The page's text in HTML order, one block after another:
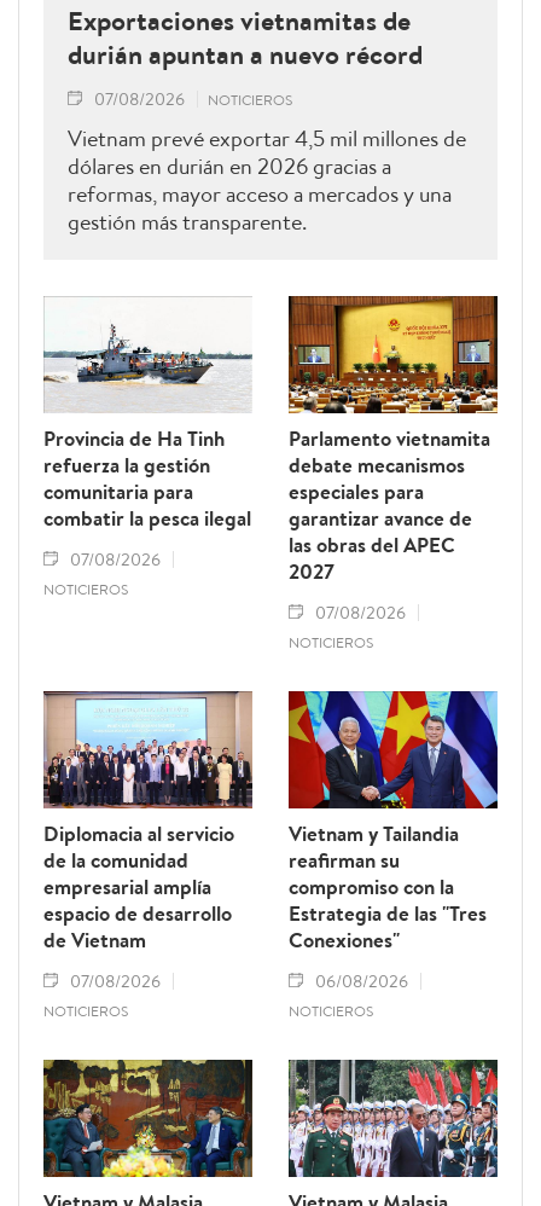
Exportaciones vietnamitas de
durián apuntan a nuevo récord
07/08/2026 NOTICIEROS
Vietnam prevé exportar 4,5 mil millones de
dólares en durián en 2026 gracias a
reformas, mayor acceso a mercados y una
gestión más transparente.
Provincia de Ha Tinh
refuerza la gestión
comunitaria para
combatir la pesca ilegal
07/08/2026
NOTICIEROS
Parlamento vietnamita
debate mecanismos
especiales para
garantizar avance de
las obras del APEC
2027
07/08/2026
NOTICIEROS
Diplomacia al servicio
de la comunidad
empresarial amplía
espacio de desarrollo
de Vietnam
07/08/2026
NOTICIEROS
Vietnam y Tailandia
reafirman su
compromiso con la
Estrategia de las "Tres
Conexiones"
06/08/2026
NOTICIEROS